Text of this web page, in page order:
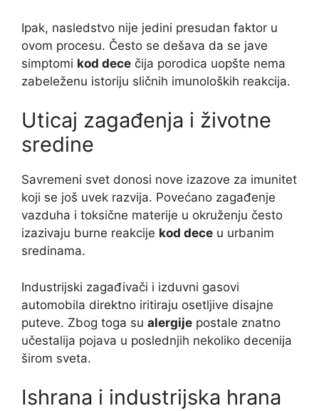
Ipak, nasledstvo nije jedini presudan faktor u
ovom procesu. Često se dešava da se jave
simptomi kod dece čija porodica uopšte nema
zabeleženu istoriju sličnih imunoloških reakcija.
Uticaj zagađenja i životne
sredine
Savremeni svet donosi nove izazove za imunitet
koji se još uvek razvija. Povećano zagađenje
vazduha i toksične materije u okruženju često
izazivaju burne reakcije kod dece u urbanim
sredinama.
Industrijski zagađivači i izduvni gasovi
automobila direktno iritiraju osetljive disajne
puteve. Zbog toga su alergije postale znatno
učestalija pojava u poslednjih nekoliko decenija
širom sveta.
Ishrana i industrijska hrana